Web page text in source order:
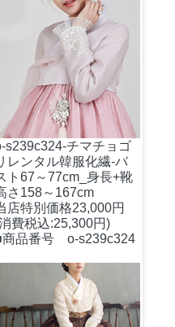
s239c324-チマチョゴ
レンタル韓服化繊-バ
ト67～77cm_身長+靴
さ158～167cm
店特別価格23,000円
費税込:25,300円)
品番号 o-s239c324